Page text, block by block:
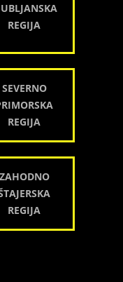
REGIJA
SEVERNO
REGIJA
ZAHODNO
REGIJA